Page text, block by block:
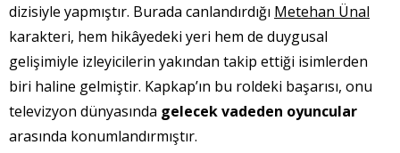
dizisiyle yapmıştır. Burada canlandırdığı Metehan Ünal
karakteri, hem hikâyedeki yeri hem de duygusal
gelişimiyle izleyicilerin yakından takip ettiği isimlerden
biri haline gelmiştir. Kapkap’ın bu roldeki başarısı, onu
televizyon dünyasında gelecek vadeden oyuncular
arasında konumlandırmıştır.